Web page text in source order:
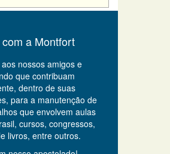
a Montfort
nossos amigos e
que contribuam
dentro de suas
para a manutenção de
que envolvem aulas
cursos, congressos,
livros, entre outros.